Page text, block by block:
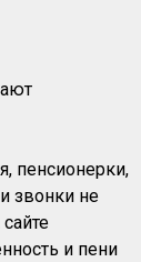
пенсионерки,
звонки не
и пени